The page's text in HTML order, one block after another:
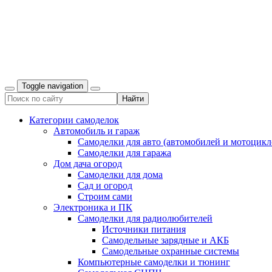
Toggle navigation
Категории самоделок
Автомобиль и гараж
Самоделки для авто (автомобилей и
Самоделки для гаража
Дом дача огород
Самоделки для дома
Сад и огород
Строим сами
Электроника и ПК
Самоделки для радиолюбителей
Источники питания
Самодельные зарядные и АКБ
Самодельные охранные системы
Компьютерные самоделки и тюнинг